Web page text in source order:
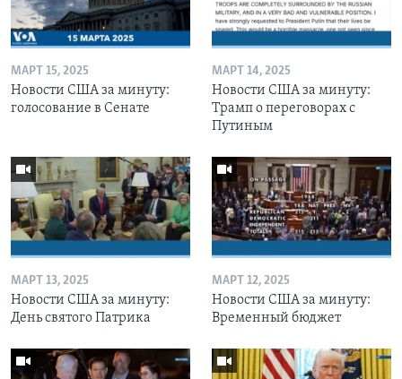
МАРТ 15, 2025
Новости США за минуту:
голосование в Сенате
МАРТ 14, 2025
Новости США за минуту:
Трамп о переговорах с
Путиным
МАРТ 13, 2025
Новости США за минуту:
День святого Патрика
МАРТ 12, 2025
Новости США за минуту:
Временный бюджет